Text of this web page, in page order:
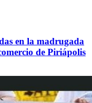
en la madrugada
de Piriápolis